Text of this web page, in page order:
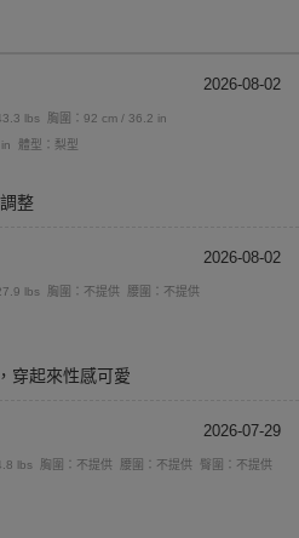
2026-08-02
lbs
胸圍：92 cm / 36.2 in
體型：梨型
整
2026-08-02
lbs 胸圍：不提供
腰圍：不提供
穿起來性感可愛
2026-07-29
lbs 胸圍：不提供 腰圍：不提供
臀圍：不提供